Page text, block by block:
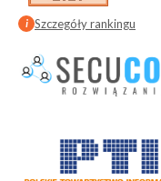
i Szczegóły rankingu